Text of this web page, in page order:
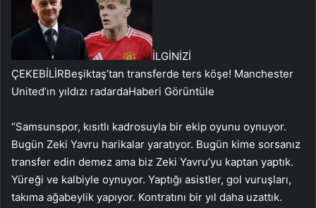
İLGİNİZİ
ÇEKEBİLİRBeşiktaş’tan transferde ters köşe! Manchester
United’ın yıldızı radardaHaberi Görüntüle
“Samsunspor, kısıtlı kadrosuyla bir ekip oyunu oynuyor.
Bugün Zeki Yavru harikalar yaratıyor. Bugün kime sorsanız
transfer edin demez ama biz Zeki Yavru’yu kaptan yaptık.
Yüreği ve kalbiyle oynuyor. Yaptığı asistler, gol vuruşları,
takıma ağabeylik yapıyor. Kontratını bir yıl daha uzattık.